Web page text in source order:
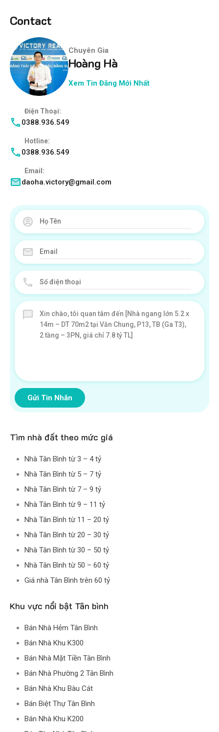
Contact
Chuyên Gia
Hoàng Hà
Xem Tin Đăng Mới Nhất
Điện Thoại:
0388.936.549
Hotline:
0388.936.549
Email:
daoha.victory@gmail.com
Gửi Tin Nhắn
Tìm nhà đất theo mức giá
Nhà Tân Bình từ 3 – 4 tỷ
Nhà Tân Bình từ 5 – 7 tỷ
Nhà Tân Bình từ 7 – 9 tỷ
Nhà Tân Bình từ 9 – 11 tỷ
Nhà Tân Bình từ 11 – 20 tỷ
Nhà Tân Bình từ 20 – 30 tỷ
Nhà Tân Bình từ 30 – 50 tỷ
Nhà Tân Bình từ 50 – 60 tỷ
Giá nhà Tân Bình trên 60 tỷ
Khu vực nổi bật Tân bình
Bán Nhà Hẻm Tân Bình
Bán Nhà Khu K300
Bán Nhà Mặt Tiền Tân Bình
Bán Nhà Phường 2 Tân Bình
Bán Nhà Khu Bàu Cát
Bán Biệt Thự Tân Bình
Bán Nhà Khu K200